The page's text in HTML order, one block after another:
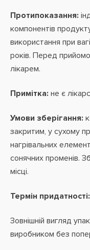
Протипоказання:
компонентів
використання при
років. Перед
лікарем.
Примітка: не є
Умови зберігання:
закритим, у сухому
нагрівальних
сонячних променів.
місці.
Термін придатності:
Зовнішній вигляд
виробником без